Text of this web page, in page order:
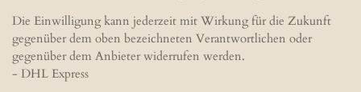
Die Einwilligung kann jederzeit mit Wirkung für die Zukunft
gegenüber dem oben bezeichneten Verantwortlichen oder
gegenüber dem Anbieter widerrufen werden.
- DHL Express